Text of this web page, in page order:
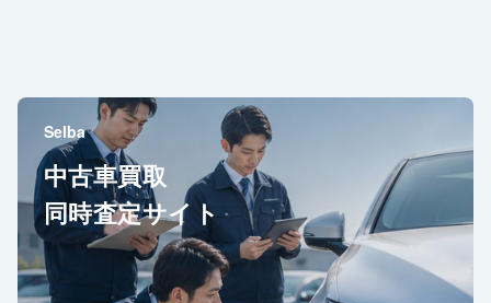
Selba
中古車買取
同時査定サイト